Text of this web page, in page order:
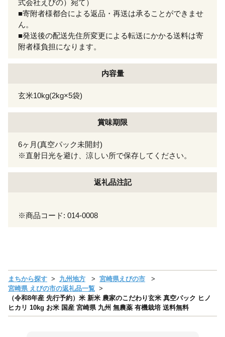
式会社えびの）宛て）
■寄附者様都合による返品・再送は承ることができませ
ん。
■発送後の配送先住所変更による転送にかかる送料は寄
附者様負担になります。
内容量
玄米10kg(2kg×5袋)
賞味期限
6ヶ月(真空パック未開封)
※直射日光を避け、涼しい所で保存してください。
返礼品注記
※商品コード: 014-0008
まちから探す 九州地方
宮崎県えびの市
宮崎県 えびの市の返礼品一覧
（令和8年産 先行予約）米 新米 農家のこだわり玄米 真空パック ヒノ
ヒカリ 10kg お米 国産 宮崎県 九州 無農薬 有機栽培 送料無料